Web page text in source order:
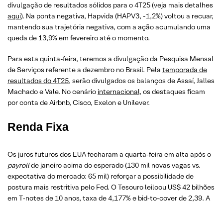
divulgação de resultados sólidos para o 4T25 (veja mais detalhes
aqui). Na ponta negativa, Hapvida (HAPV3, -1,2%) voltou a recuar,
mantendo sua trajetória negativa, com a ação acumulando uma
queda de 13,9% em fevereiro até o momento.
Para esta quinta-feira, teremos a divulgação da Pesquisa Mensal
de Serviços referente a dezembro no Brasil. Pela temporada de
resultados do 4T25, serão divulgados os balanços de Assaí, Jalles
Machado e Vale. No cenário internacional, os destaques ficam
por conta de Airbnb, Cisco, Exelon e Unilever.
Renda Fixa
Os juros futuros dos EUA fecharam a quarta‑feira em alta após o
payrollde janeiro acima do esperado (130 mil novas vagas vs.
expectativa do mercado: 65 mil) reforçar a possibilidade de
postura mais restritiva pelo Fed. O Tesouro leiloou US$ 42 bilhões
em T‑notes de 10 anos, taxa de 4,177% e bid‑to‑cover de 2,39. A